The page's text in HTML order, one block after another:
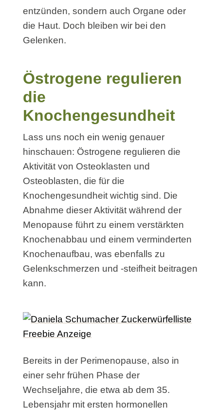
entzünden, sondern auch Organe oder
die Haut. Doch bleiben wir bei den
Gelenken.
Östrogene regulieren
die
Knochengesundheit
Lass uns noch ein wenig genauer
hinschauen: Östrogene regulieren die
Aktivität von Osteoklasten und
Osteoblasten, die für die
Knochengesundheit wichtig sind. Die
Abnahme dieser Aktivität während der
Menopause führt zu einem verstärkten
Knochenabbau und einem verminderten
Knochenaufbau, was ebenfalls zu
Gelenkschmerzen und -steifheit beitragen
kann.
Bereits in der Perimenopause, also in
einer sehr frühen Phase der
Wechseljahre, die etwa ab dem 35.
Lebensjahr mit ersten hormonellen